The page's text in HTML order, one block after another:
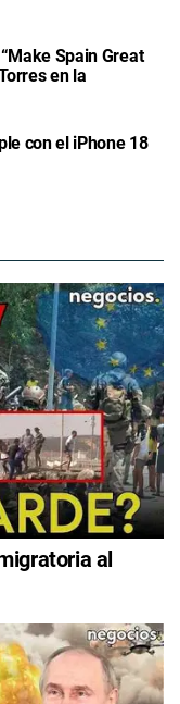
Spain Great
en la
con el iPhone 18
al